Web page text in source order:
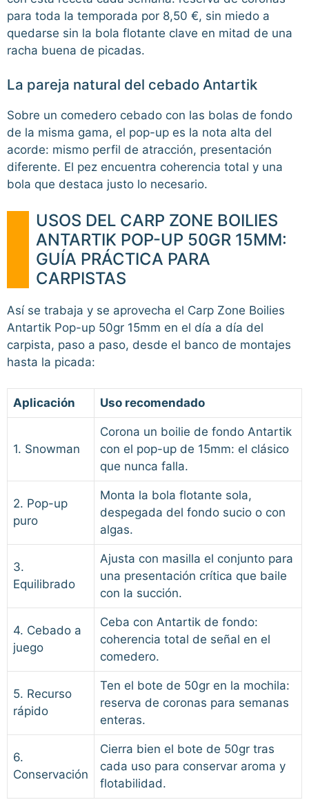
para toda la temporada por 8,50 €, sin miedo a
quedarse sin la bola flotante clave en mitad de una
racha buena de picadas.
La pareja natural del cebado Antartik
Sobre un comedero cebado con las bolas de fondo
de la misma gama, el pop-up es la nota alta del
acorde: mismo perfil de atracción, presentación
diferente. El pez encuentra coherencia total y una
bola que destaca justo lo necesario.
USOS DEL CARP ZONE BOILIES
ANTARTIK POP-UP 50GR 15MM:
GUÍA PRÁCTICA PARA
CARPISTAS
Así se trabaja y se aprovecha el Carp Zone Boilies
Antartik Pop-up 50gr 15mm en el día a día del
carpista, paso a paso, desde el banco de montajes
hasta la picada:
Aplicación Uso recomendado
1. Snowman
Corona un boilie de fondo Antartik
con el pop-up de 15mm: el clásico
que nunca falla.
2. Pop-up
puro
Monta la bola flotante sola,
despegada del fondo sucio o con
algas.
3.
Equilibrado
Ajusta con masilla el conjunto para
una presentación crítica que baile
con la succión.
4. Cebado a
juego
Ceba con Antartik de fondo:
coherencia total de señal en el
comedero.
5. Recurso
rápido
Ten el bote de 50gr en la mochila:
reserva de coronas para semanas
enteras.
6.
Conservación
Cierra bien el bote de 50gr tras
cada uso para conservar aroma y
flotabilidad.